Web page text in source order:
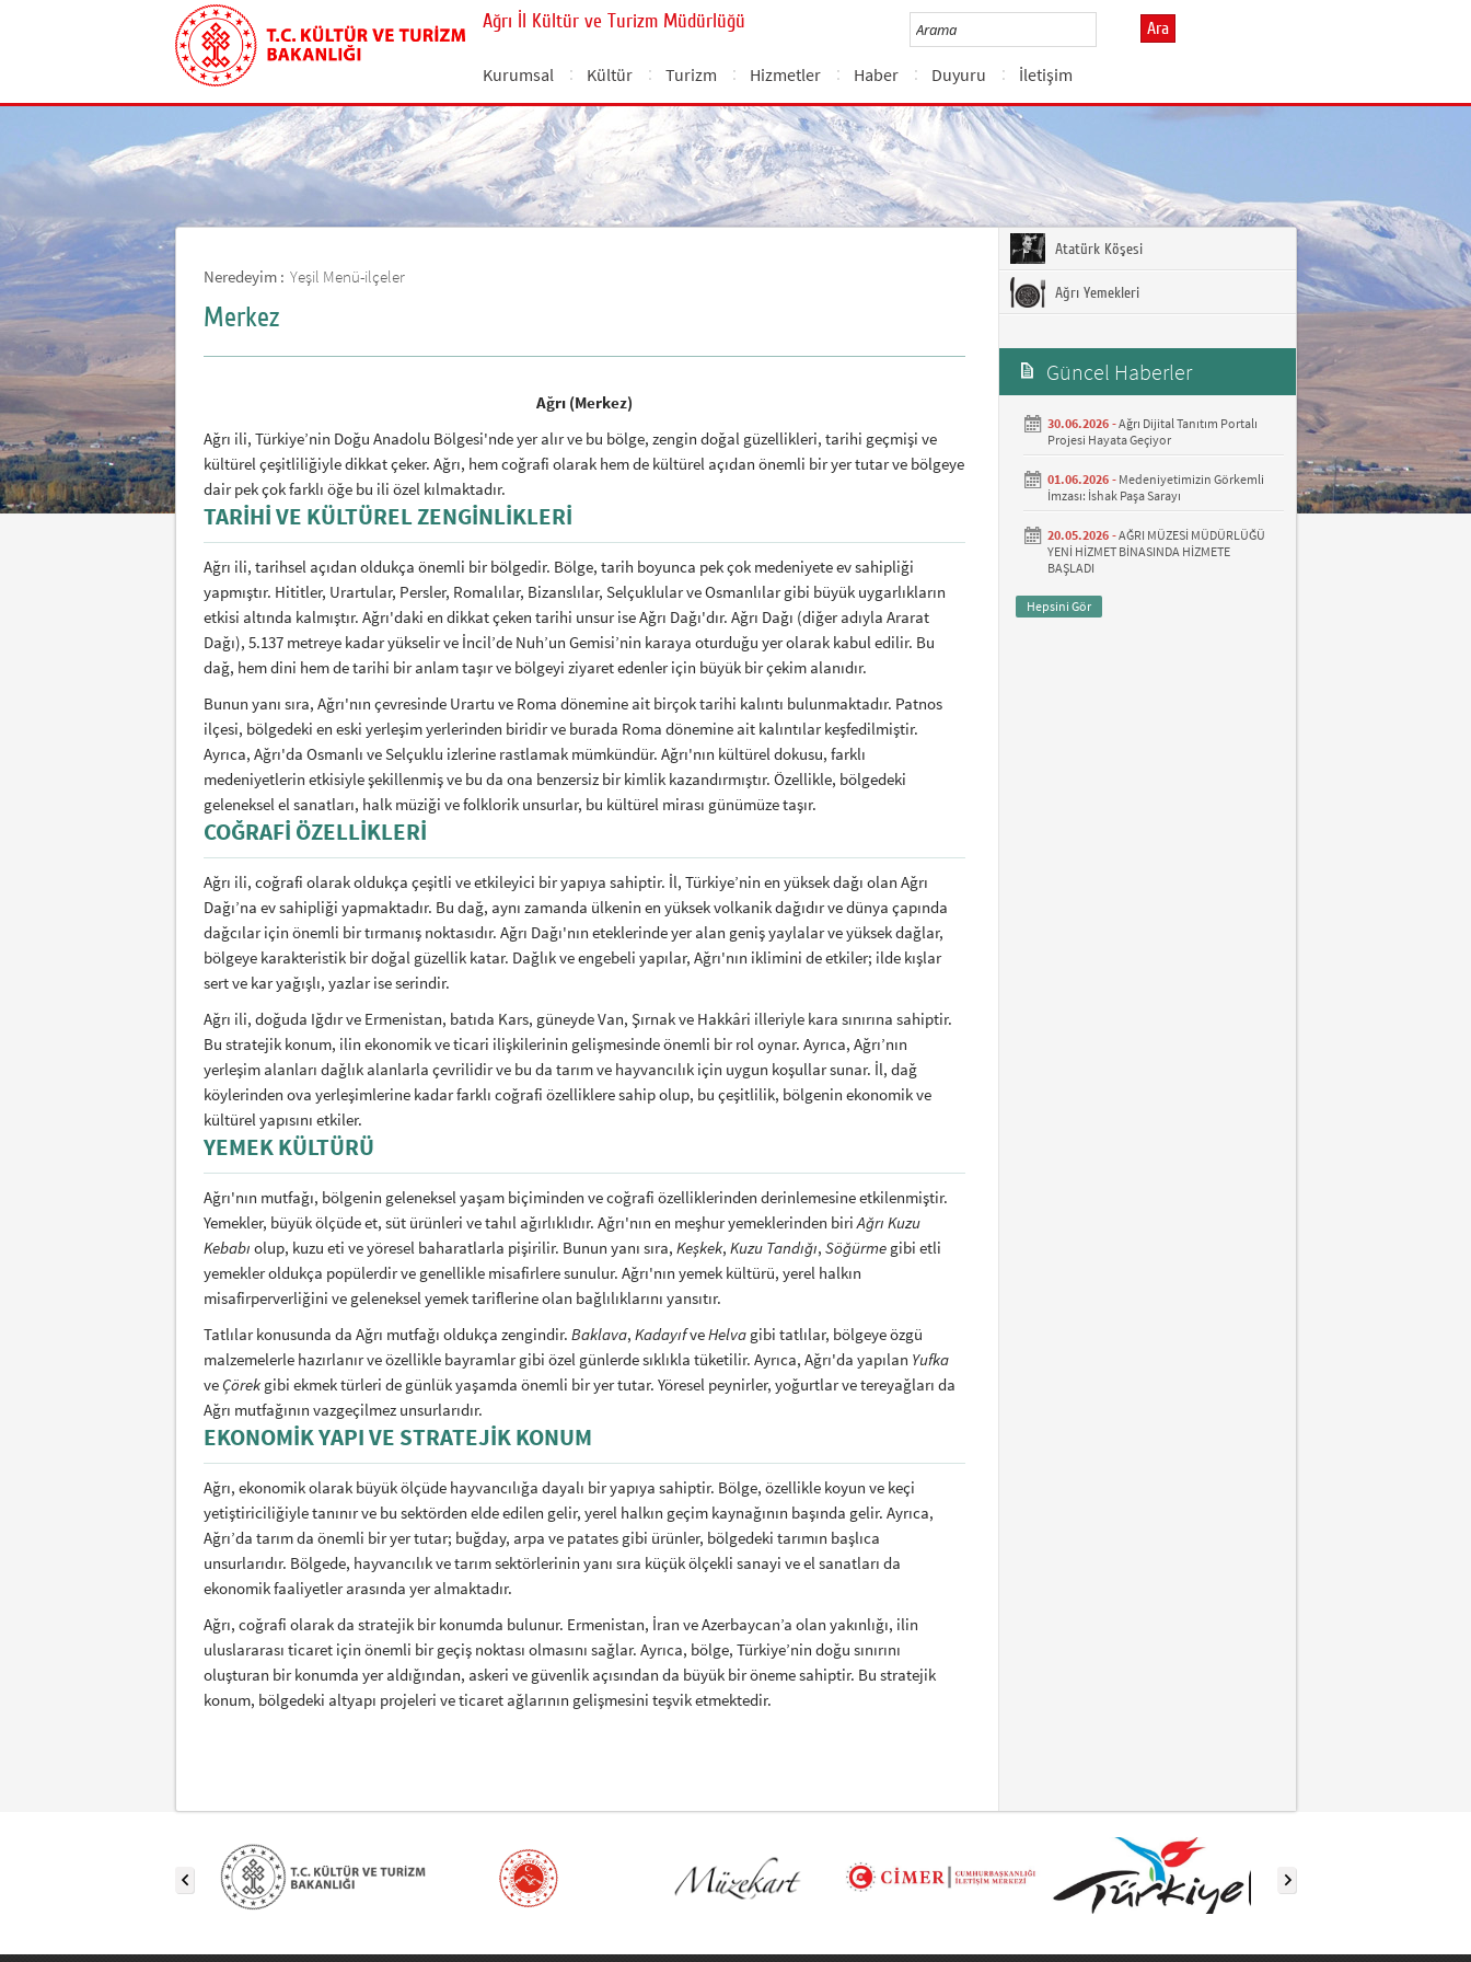
Ağrı İl Kültür ve Turizm Müdürlüğü Ara
Kurumsal Kültür Turizm Hizmetler Haber Duyuru İletişim
Neredeyim : Yeşil Menü-ilçeler
Merkez
Ağrı (Merkez)
Ağrı ili, Türkiye’nin Doğu Anadolu Bölgesi'nde yer alır ve bu bölge, zengin doğal güzellikleri, tarihi geçmişi ve
kültürel çeşitliliğiyle dikkat çeker. Ağrı, hem coğrafi olarak hem de kültürel açıdan önemli bir yer tutar ve bölgeye
dair pek çok farklı öğe bu ili özel kılmaktadır.
TARIHI VE KÜLTÜREL ZENGINLIKLERI
Ağrı ili, tarihsel açıdan oldukça önemli bir bölgedir. Bölge, tarih boyunca pek çok medeniyete ev sahipliği
yapmıştır. Hititler, Urartular, Persler, Romalılar, Bizanslılar, Selçuklular ve Osmanlılar gibi büyük uygarlıkların
etkisi altında kalmıştır. Ağrı'daki en dikkat çeken tarihi unsur ise Ağrı Dağı'dır. Ağrı Dağı (diğer adıyla Ararat
Dağı), 5.137 metreye kadar yükselir ve İncil’de Nuh’un Gemisi’nin karaya oturduğu yer olarak kabul edilir. Bu
dağ, hem dini hem de tarihi bir anlam taşır ve bölgeyi ziyaret edenler için büyük bir çekim alanıdır.
Bunun yanı sıra, Ağrı'nın çevresinde Urartu ve Roma dönemine ait birçok tarihi kalıntı bulunmaktadır. Patnos
ilçesi, bölgedeki en eski yerleşim yerlerinden biridir ve burada Roma dönemine ait kalıntılar keşfedilmiştir.
Ayrıca, Ağrı'da Osmanlı ve Selçuklu izlerine rastlamak mümkündür. Ağrı'nın kültürel dokusu, farklı
medeniyetlerin etkisiyle şekillenmiş ve bu da ona benzersiz bir kimlik kazandırmıştır. Özellikle, bölgedeki
geleneksel el sanatları, halk müziği ve folklorik unsurlar, bu kültürel mirası günümüze taşır.
COĞRAFI ÖZELLIKLERI
Ağrı ili, coğrafi olarak oldukça çeşitli ve etkileyici bir yapıya sahiptir. İl, Türkiye’nin en yüksek dağı olan Ağrı
Dağı’na ev sahipliği yapmaktadır. Bu dağ, aynı zamanda ülkenin en yüksek volkanik dağıdır ve dünya çapında
dağcılar için önemli bir tırmanış noktasıdır. Ağrı Dağı'nın eteklerinde yer alan geniş yaylalar ve yüksek dağlar,
bölgeye karakteristik bir doğal güzellik katar. Dağlık ve engebeli yapılar, Ağrı'nın iklimini de etkiler; ilde kışlar
sert ve kar yağışlı, yazlar ise serindir.
Ağrı ili, doğuda Iğdır ve Ermenistan, batıda Kars, güneyde Van, Şırnak ve Hakkâri illeriyle kara sınırına sahiptir.
Bu stratejik konum, ilin ekonomik ve ticari ilişkilerinin gelişmesinde önemli bir rol oynar. Ayrıca, Ağrı’nın
yerleşim alanları dağlık alanlarla çevrilidir ve bu da tarım ve hayvancılık için uygun koşullar sunar. İl, dağ
köylerinden ova yerleşimlerine kadar farklı coğrafi özelliklere sahip olup, bu çeşitlilik, bölgenin ekonomik ve
kültürel yapısını etkiler.
YEMEK KÜLTÜRÜ
Ağrı'nın mutfağı, bölgenin geleneksel yaşam biçiminden ve coğrafi özelliklerinden derinlemesine etkilenmiştir.
Yemekler, büyük ölçüde et, süt ürünleri ve tahıl ağırlıklıdır. Ağrı'nın en meşhur yemeklerinden biriAğrı Kuzu
Kebabı olup, kuzu eti ve yöresel baharatlarla pişirilir. Bunun yanı sıra, Keşkek, Kuzu Tandığı, Söğürme gibi etli
yemekler oldukça popülerdir ve genellikle misafirlere sunulur. Ağrı'nın yemek kültürü, yerel halkın
misafirperverliğini ve geleneksel yemek tariflerine olan bağlılıklarını yansıtır.
Tatlılar konusunda da Ağrı mutfağı oldukça zengindir. Baklava, KadayıfveHelva gibi tatlılar, bölgeye özgü
malzemelerle hazırlanır ve özellikle bayramlar gibi özel günlerde sıklıkla tüketilir. Ayrıca, Ağrı'da yapılan Yufka
ve Çörek gibi ekmek türleri de günlük yaşamda önemli bir yer tutar. Yöresel peynirler, yoğurtlar ve tereyağları da
Ağrı mutfağının vazgeçilmez unsurlarıdır.
EKONOMIK YAPI VE STRATEJIK KONUM
Ağrı, ekonomik olarak büyük ölçüde hayvancılığa dayalı bir yapıya sahiptir. Bölge, özellikle koyun ve keçi
yetiştiriciliğiyle tanınır ve bu sektörden elde edilen gelir, yerel halkın geçim kaynağının başında gelir. Ayrıca,
Ağrı’da tarım da önemli bir yer tutar; buğday, arpa ve patates gibi ürünler, bölgedeki tarımın başlıca
unsurlarıdır. Bölgede, hayvancılık ve tarım sektörlerinin yanı sıra küçük ölçekli sanayi ve el sanatları da
ekonomik faaliyetler arasında yer almaktadır.
Ağrı, coğrafi olarak da stratejik bir konumda bulunur. Ermenistan, İran ve Azerbaycan’a olan yakınlığı, ilin
uluslararası ticaret için önemli bir geçiş noktası olmasını sağlar. Ayrıca, bölge, Türkiye’nin doğu sınırını
oluşturan bir konumda yer aldığından, askeri ve güvenlik açısından da büyük bir öneme sahiptir. Bu stratejik
konum, bölgedeki altyapı projeleri ve ticaret ağlarının gelişmesini teşvik etmektedir.
Atatürk Köşesi
Ağrı Yemekleri
Güncel Haberler
30.06.2026 -Ağrı Dijital Tanıtım Portalı
Projesi Hayata Geçiyor
01.06.2026 - Medeniyetimizin Görkemli
İmzası: İshak Paşa Sarayı
20.05.2026 -AĞRI MÜZESİ MÜDÜRLÜĞÜ
YENİ HİZMET BİNASINDA HİZMETE
BAŞLADI
Hepsini Gör